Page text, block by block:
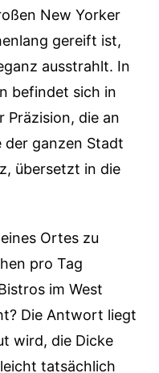
New Yorker
gereift ist,
ausstrahlt. In
befindet sich in
Präzision, die an
der ganzen Stadt
übersetzt in die
Ortes zu
pro Tag
im West
Die Antwort liegt
wird, die Dicke
tatsächlich